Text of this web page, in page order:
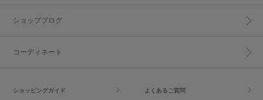
ショップブログ
コーディネート
ショッピングガイド よくあるご質問